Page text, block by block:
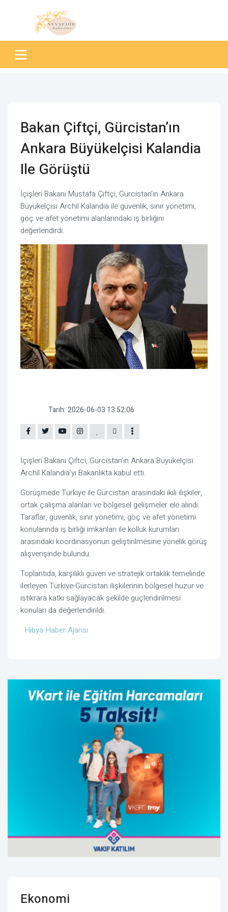
Bakan Çiftçi, Gürcistan’ın
Ankara Büyükelçisi Kalandia
Ile Görüştü
İçişleri Bakanı Mustafa Çiftçi, Gürcistan’ın Ankara
Büyükelçisi Archil Kalandia ile güvenlik, sınır yönetimi,
göç ve afet yönetimi alanlarındaki iş birliğini
değerlendirdi.
Tarih: 2026-06-03 13:52:06
İçişleri Bakanı Çiftci, Gürcistan’ın Ankara Büyükelçisi
Archil Kalandia’yı Bakanlıkta kabul etti.
Görüşmede Türkiye ile Gürcistan arasındaki ikili ilişkiler,
ortak çalışma alanları ve bölgesel gelişmeler ele alındı.
Taraflar, güvenlik, sınır yönetimi, göç ve afet yönetimi
konularında iş birliği imkanları ile kolluk kurumları
arasındaki koordinasyonun geliştirilmesine yönelik görüş
alışverişinde bulundu.
Toplantıda, karşılıklı güven ve stratejik ortaklık temelinde
ilerleyen Türkiye-Gürcistan ilişkilerinin bölgesel huzur ve
istikrara katkı sağlayacak şekilde güçlendirilmesi
konuları da değerlendirildi.
Hibya Haber Ajansı
Ekonomi